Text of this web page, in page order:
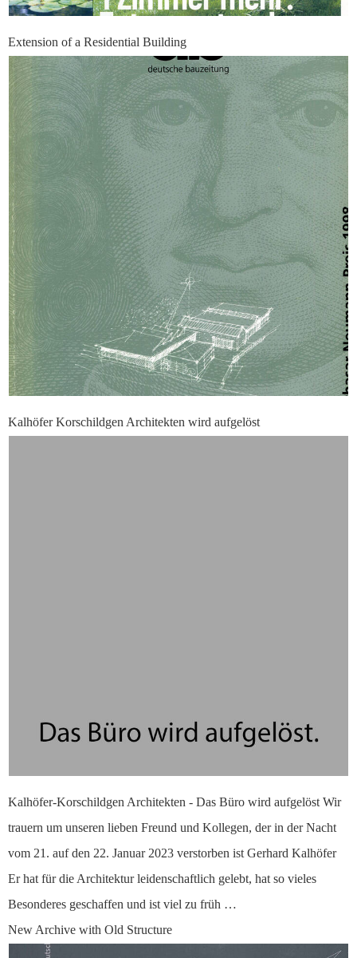
Extension of a Residential Building
Kalhöfer Korschildgen Architekten wird aufgelöst
Kalhöfer-Korschildgen Architekten - Das Büro wird aufgelöst Wir
trauern um unseren lieben Freund und Kollegen, der in der Nacht
vom 21. auf den 22. Januar 2023 verstorben ist Gerhard Kalhöfer
Er hat für die Architektur leidenschaftlich gelebt, hat so vieles
Besonderes geschaffen und ist viel zu früh …
New Archive with Old Structure